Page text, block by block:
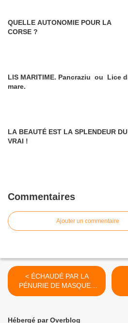
QUELLE AUTONOMIE POUR LA
CORSE ?
LIS MARITIME. Pancraziu ou Lice di
mare.
LA BEAUTÉ EST LA SPLENDEUR DU
VRAI !
Commentaires
Ajouter un commentaire
< ÉCHAUDÉ PAR LA
PÉNURIE DE MASQUES
PENDANT LA PANDÉMIE
Hébergé par Overblog